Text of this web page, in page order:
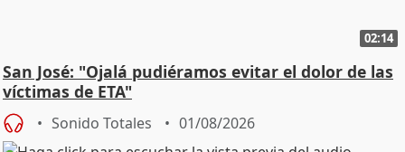
02:14
San José: "Ojalá pudiéramos evitar el dolor de las
víctimas de ETA"
Sonido Totales 01/08/2026